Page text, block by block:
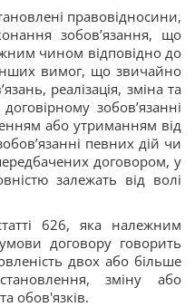
правовідносини,
зобов’язання, що
чином відповідно до
вимог, що звичайно
реалізація, зміна та
зобов’язанні
або утриманням від
певних дій чи
договором, у
залежать від волі
626, яка належним
договору говорить
двох або більше
зміну або
обов'язків.